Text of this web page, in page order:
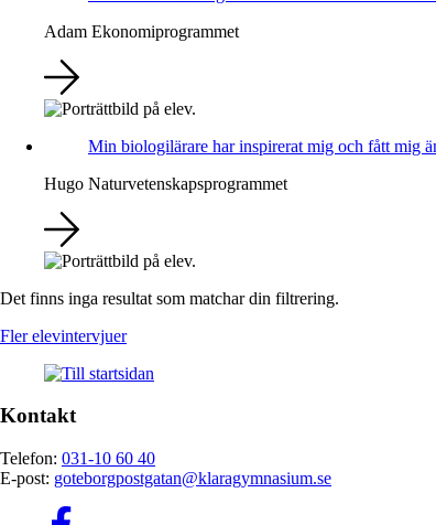
Adam Ekonomiprogrammet
Min biologilärare har inspirerat mig och fått mig
Hugo Naturvetenskapsprogrammet
Det finns inga resultat som matchar din filtrering.
Fler elevintervjuer
Kontakt
Telefon: 031-10 60 40
E-post: goteborgpostgatan@klaragymnasium.se